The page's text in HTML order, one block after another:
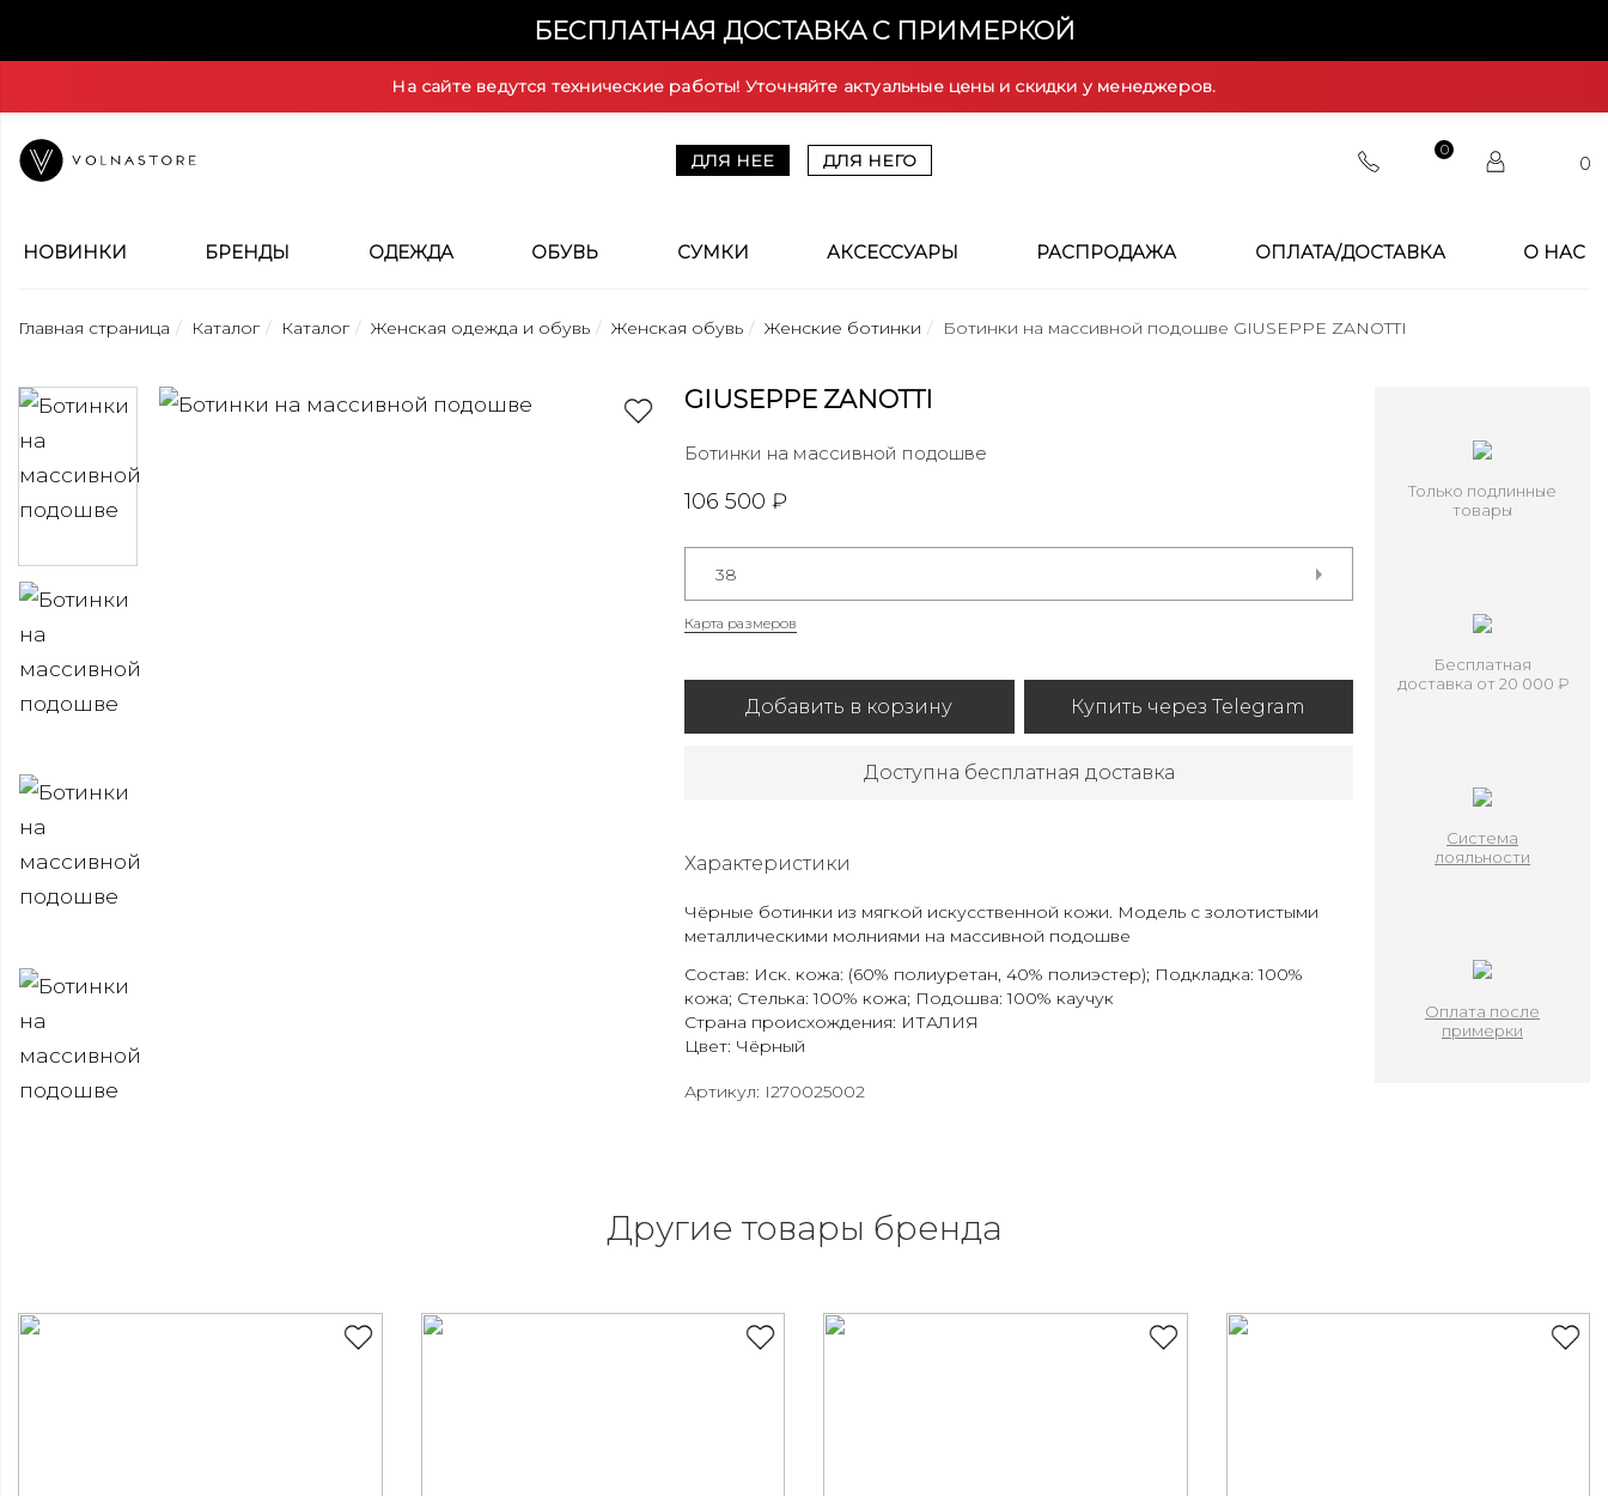
БЕСПЛАТНАЯ ДОСТАВКА С ПРИМЕРКОЙ
На сайте ведутся технические работы! Уточняйте актуальные цены и скидки у менеджеров.
ДЛЯ НЕЕ ДЛЯ НЕГО
0
0
НОВИНКИ БРЕНДЫ ОДЕЖДА ОБУВЬ СУМКИ АКСЕССУАРЫ РАСПРОДАЖА ОПЛАТА/ДОСТАВКА О НАС
Главная страница Каталог Каталог Женская одежда и обувь Женская обувь Женские ботинки Ботинки на массивной подошве GIUSEPPE ZANOTTI
GIUSEPPE ZANOTTI
Ботинки на массивной подошве
106 500 ₽
38
Карта размеров
Добавить в корзину Купить через Telegram
Доступна бесплатная доставка
Характеристики
Чёрные ботинки из мягкой искусственной кожи. Модель с золотистыми
металлическими молниями на массивной подошве
Состав: Иск. кожа: (60% полиуретан, 40% полиэстер); Подкладка: 100%
кожа; Стелька: 100% кожа; Подошва: 100% каучук
Страна происхождения: ИТАЛИЯ
Цвет: Чёрный
Артикул: I270025002
Только подлинные
товары
Бесплатная
доставка от 20 000 ₽
Система
лояльности
Оплата после
примерки
Другие товары бренда